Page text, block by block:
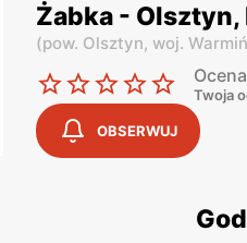
Żabka -
(pow. Olsztyn, woj.
Twoja
OBSERWUJ